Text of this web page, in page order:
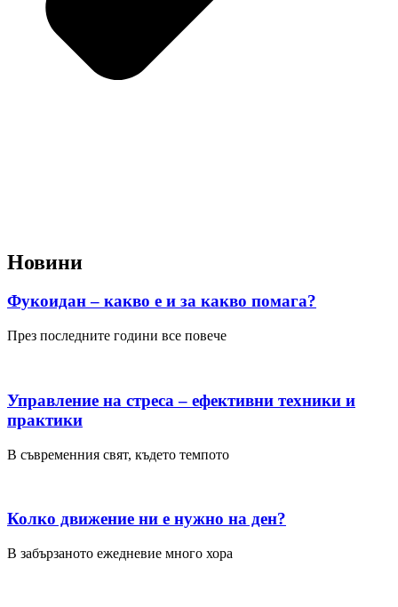
Новини
Фукоидан – какво е и за какво помага?
През последните години все повече
Управление на стреса – ефективни техники и
практики
В съвременния свят, където темпото
Колко движение ни е нужно на ден?
В забързаното ежедневие много хора